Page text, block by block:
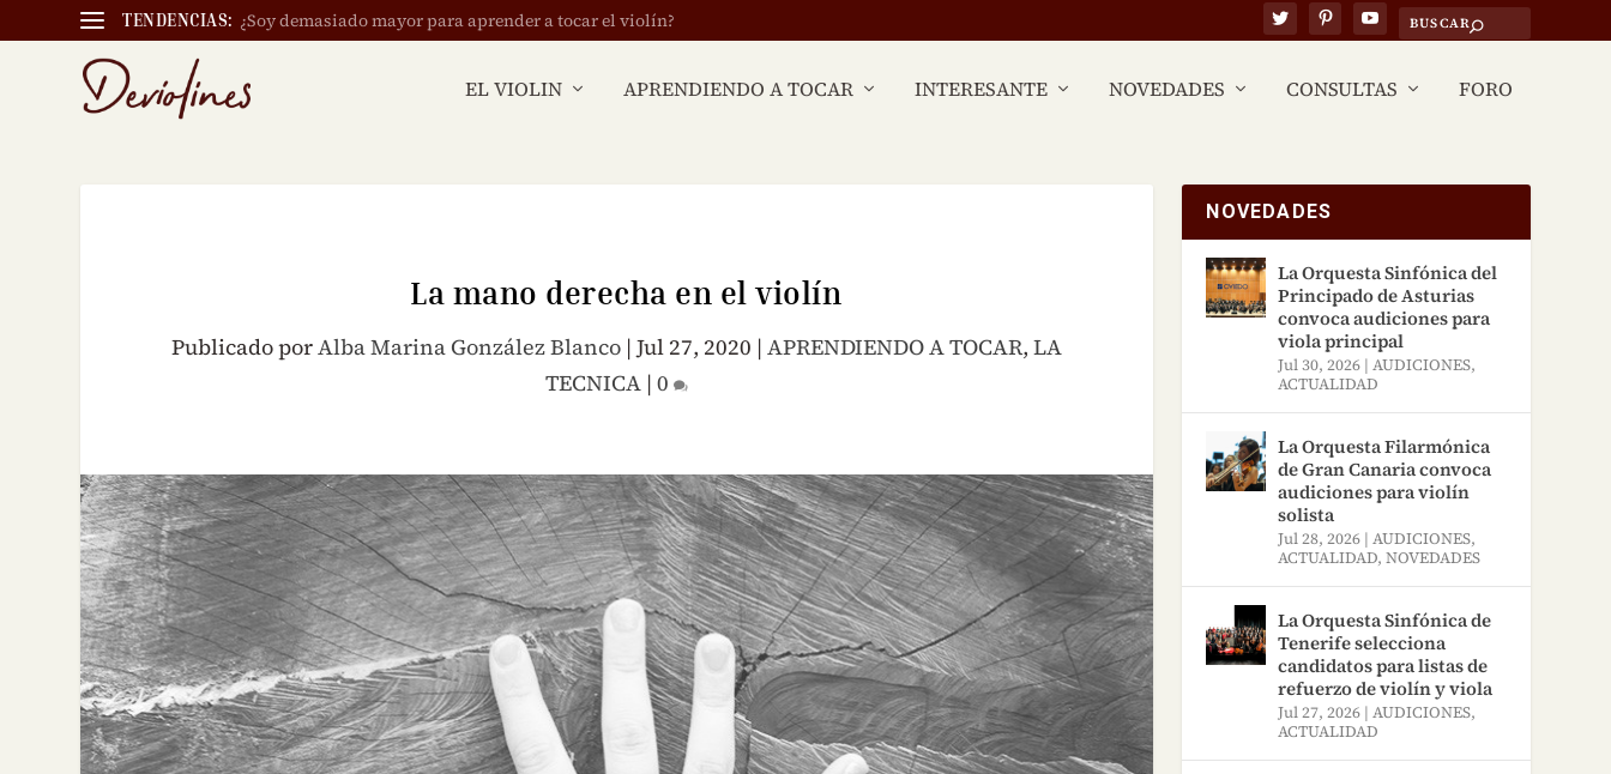
TENDENCIAS: ¿Soy demasiado mayor para aprender a tocar el violín?
EL VIOLIN APRENDIENDO A TOCAR INTERESANTE NOVEDADES CONSULTAS FORO
La mano derecha en el violín
Publicado porAlba Marina González Blanco |Jul 27, 2020 |APRENDIENDO A TOCAR,LA
TECNICA |0
NOVEDADES
La Orquesta Sinfónica del
Principado de Asturias
convoca audiciones para
viola principal
Jul 30, 2026 |AUDICIONES,
ACTUALIDAD
La Orquesta Filarmónica
de Gran Canaria convoca
audiciones para violín
solista
Jul 28, 2026 |AUDICIONES,
ACTUALIDAD,NOVEDADES
La Orquesta Sinfónica de
Tenerife selecciona
candidatos para listas de
refuerzo de violín y viola
Jul 27, 2026 |AUDICIONES,
ACTUALIDAD